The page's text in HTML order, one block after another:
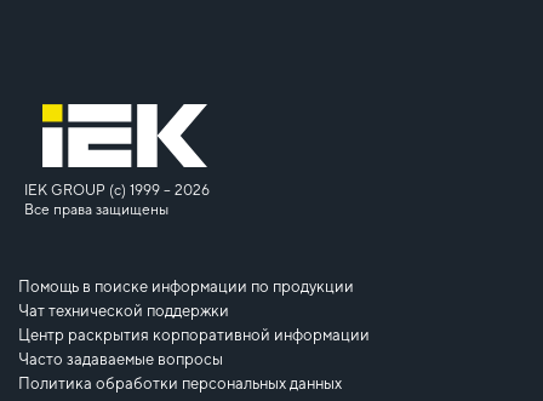
IEK GROUP (c) 1999 – 2026
Все права защищены
Помощь в поиске информации по продукции
Чат технической поддержки
Центр раскрытия корпоративной информации
Часто задаваемые вопросы
Политика обработки персональных данных